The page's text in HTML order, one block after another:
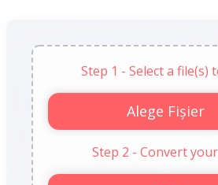
Step 1 - Select a file(s)
Alege Fișier
Step 2 - Convert